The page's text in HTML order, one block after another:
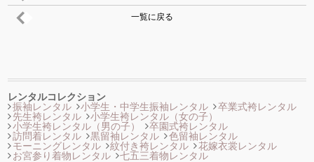
一覧に戻る
レンタルコレクション
振袖レンタル
小学生・中学生振袖レンタル
卒業式袴レンタル
先生袴レンタル
小学生袴レンタル（女の子）
小学生袴レンタル（男の子）
卒園式袴レンタル
訪問着レンタル
黒留袖レンタル
色留袖レンタル
モーニングレンタル
紋付き袴レンタル
花嫁衣裳レンタル
お宮参り着物レンタル
七五三着物レンタル